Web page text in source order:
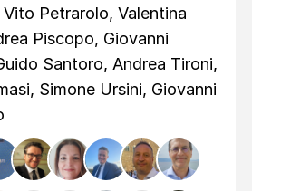
Vito Petrarolo, Valentina
Piscopo, Giovanni
Santoro, Andrea Tironi,
Simone Ursini, Giovanni